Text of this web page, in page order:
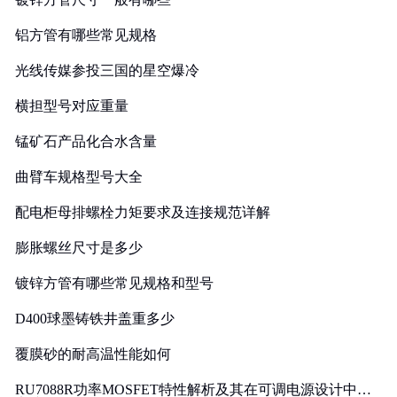
铝方管有哪些常见规格
光线传媒参投三国的星空爆冷
横担型号对应重量
锰矿石产品化合水含量
曲臂车规格型号大全
配电柜母排螺栓力矩要求及连接规范详解
膨胀螺丝尺寸是多少
镀锌方管有哪些常见规格和型号
D400球墨铸铁井盖重多少
覆膜砂的耐高温性能如何
RU7088R功率MOSFET特性解析及其在可调电源设计中的